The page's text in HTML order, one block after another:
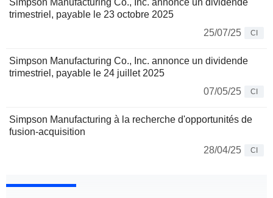
Simpson Manufacturing Co., Inc. annonce un dividende
trimestriel, payable le 23 octobre 2025
25/07/25
CI
Simpson Manufacturing Co., Inc. annonce un dividende
trimestriel, payable le 24 juillet 2025
07/05/25
CI
Simpson Manufacturing à la recherche d'opportunités de
fusion-acquisition
28/04/25
CI